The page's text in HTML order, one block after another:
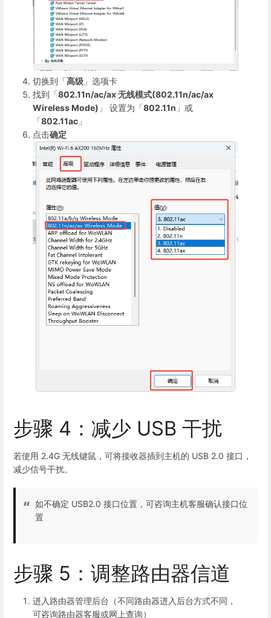
切换到「高级 」选项卡
找到「802.11n/ac/ax 无线模式(802.11n/ac/ax
Wireless Mode) 」 设置为「802.11n 」或
「802.11ac 」
点击确定
步骤 4：减少 USB 干扰
若使用 2.4G 无线键鼠，可将接收器插到主机的 USB 2.0 接口，
减少信号干扰。
如不确定 USB2.0 接口位置，可咨询主机客服确认接口位
置
步骤 5：调整路由器信道
进入路由器管理后台（不同路由器进入后台方式不同，
可咨询路由器客服或网上查询）